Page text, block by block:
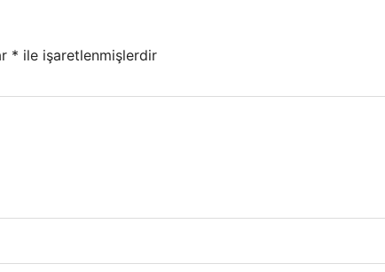
* ile işaretlenmişlerdir